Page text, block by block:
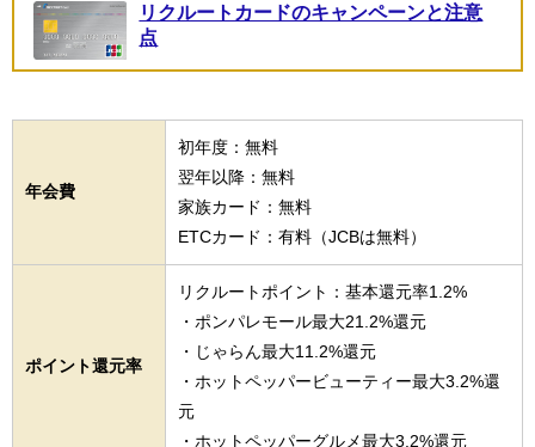
リクルートカードのキャンペーンと注意
点
年会費
初年度：無料
翌年以降：無料
家族カード：無料
ETCカード：有料（JCBは無料）
ポイント還元率
リクルートポイント：基本還元率1.2%
・ポンパレモール最大21.2%還元
・じゃらん最大11.2%還元
・ホットペッパービューティー最大3.2%還
元
・ホットペッパーグルメ最大3.2%還元